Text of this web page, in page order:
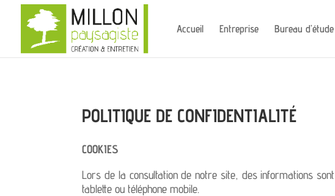
Accueil Entreprise Bureau d’étude
POLITIQUE DE CONFIDENTIALITÉ
COOKIES
Lors de la consultation de notre site, des informations
tablette ou téléphone mobile.
Panneau de gestion des cookies